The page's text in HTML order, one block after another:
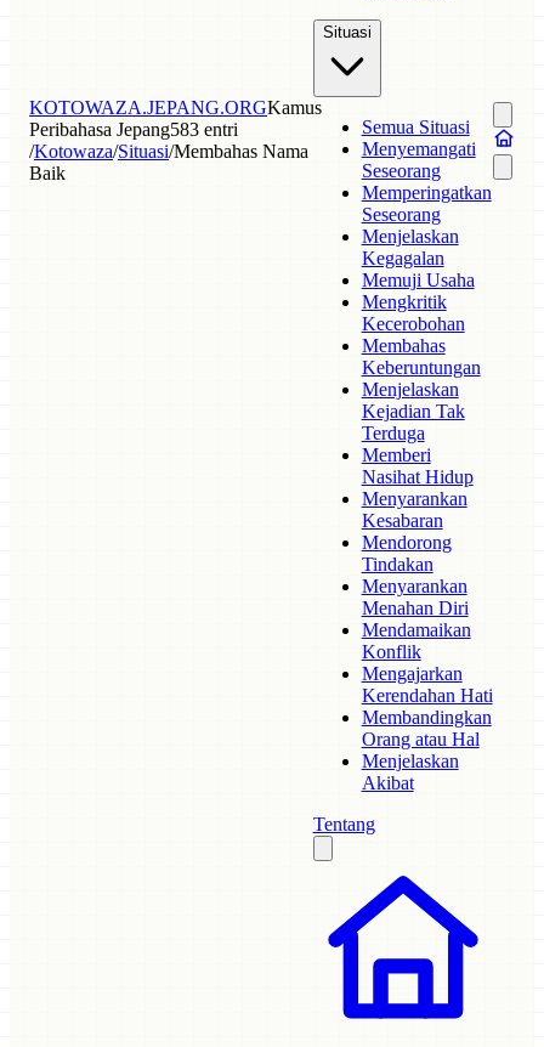
KOTOWAZA.JEPANG.ORGKamus
Peribahasa Jepang583 entri
/Kotowaza/Situasi/Membahas Nama
Baik
Situasi
Semua Situasi
Menyemangati
Seseorang
Memperingatkan
Seseorang
Menjelaskan
Kegagalan
Memuji Usaha
Mengkritik
Kecerobohan
Membahas
Keberuntungan
Menjelaskan
Kejadian Tak
Terduga
Memberi
Nasihat Hidup
Menyarankan
Kesabaran
Mendorong
Tindakan
Menyarankan
Menahan Diri
Mendamaikan
Konflik
Mengajarkan
Kerendahan Hati
Membandingkan
Orang atau Hal
Menjelaskan
Akibat
Tentang